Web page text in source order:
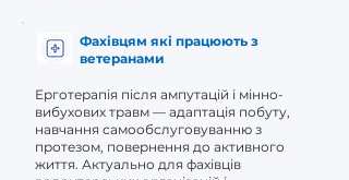
Фахівцям які працюють з
ветеранами
Ерготерапія після ампутацій і мінно-
вибухових травм — адаптація побуту,
навчання самообслуговуванню з
протезом, повернення до активного
життя. Актуально для фахівців